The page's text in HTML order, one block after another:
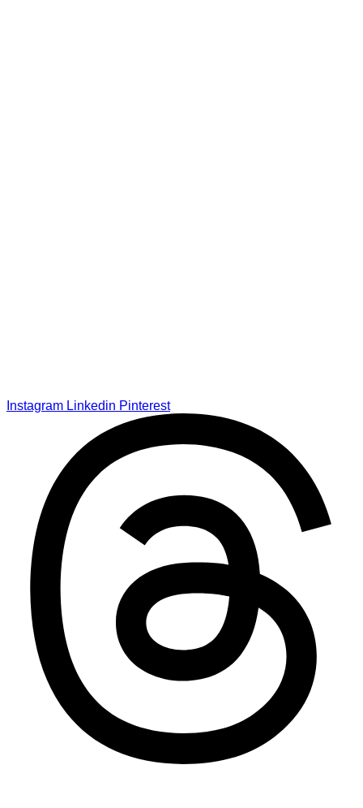
Instagram Linkedin Pinterest